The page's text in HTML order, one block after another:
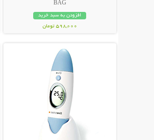
BAG
افزودن به سبد خرید
598,000 تومان